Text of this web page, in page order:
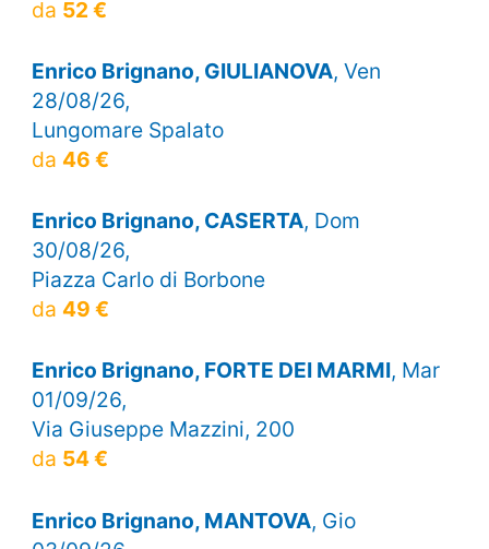
da 52 €
Enrico Brignano, GIULIANOVA, Ven
28/08/26,
Lungomare Spalato
da 46 €
Enrico Brignano, CASERTA, Dom
30/08/26,
Piazza Carlo di Borbone
da 49 €
Enrico Brignano, FORTE DEI MARMI, Mar
01/09/26,
Via Giuseppe Mazzini, 200
da 54 €
Enrico Brignano, MANTOVA, Gio